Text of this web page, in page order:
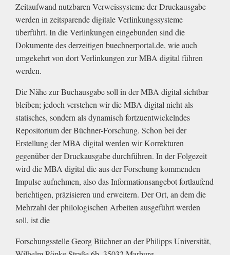
Zeitaufwand nutzbaren Verweissysteme der Druckausgabe
werden in zeitsparende digitale Verlinkungssysteme
überführt. In die Verlinkungen eingebunden sind die
Dokumente des derzeitigen buechnerportal.de, wie auch
umgekehrt von dort Verlinkungen zur MBA digital führen
werden.
Die Nähe zur Buchausgabe soll in der MBA digital sichtbar
bleiben; jedoch verstehen wir die MBA digital nicht als
statisches, sondern als dynamisch fortzuentwickelndes
Repositorium der Büchner-Forschung. Schon bei der
Erstellung der MBA digital werden wir Korrekturen
gegenüber der Druckausgabe durchführen. In der Folgezeit
wird die MBA digital die aus der Forschung kommenden
Impulse aufnehmen, also das Informationsangebot fortlaufend
berichtigen, präzisieren und erweitern. Der Ort, an dem die
Mehrzahl der philologischen Arbeiten ausgeführt werden
soll, ist die
Forschungsstelle Georg Büchner an der Philipps Universität,